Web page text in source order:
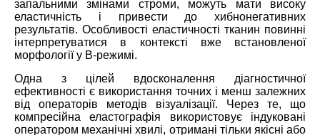
запальними змінами строми, можуть мати високу
еластичність і привести до хибнонегативних
результатів. Особливості еластичності тканин повинні
інтерпретуватися в контексті вже встановленої
морфології у В-режимі.
Одна з цілей вдосконалення діагностичної
ефективності є використання точних і менш залежних
від операторів методів візуалізації. Через те, що
компресійна еластографія використовує індуковані
оператором механічні хвилі, отримані тільки якісні або